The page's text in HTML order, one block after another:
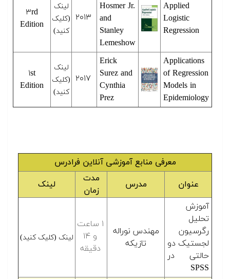
Applied
Logistic
Regression
Hosmer Jr.
and
Stanley
Lemeshow
۲۰۱۳
لینک
(کلیک
کنید)
۳rd
Edition
Applications
of Regression
Models in
Epidemiology
Erick
Surez and
Cynthia
Prez
۲۰۱۷
لینک
(کلیک
کنید)
۱st
Edition
معرفی منابع آموزشی آنلاین فرادرس
عنوان
مدرس
مدت
زمان
لینک
آموزش
تحلیل
رگرسیون
لجستیک دو
حالتی در
SPSS
مهندس نوراله
تازیکه
۱ ساعت
و ۱۴
دقیقه
لینک (کلیک کنید)